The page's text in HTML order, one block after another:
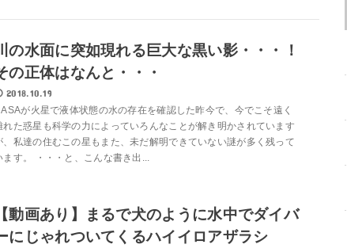
の水面に突如現れる巨大な黒い影・・・！
の正体はなんと・・・
2018.10.19
が火星で液体状態の水の存在を確認した昨今で、今でこそ遠く
れた惑星も科学の力によっていろんなことが解き明かされています
、私達の住むこの星もまた、未だ解明できていない謎が多く残って
ます。 ・・・と、こんな書き出...
動画あり】まるで犬のように水中でダイバ
にじゃれついてくるハイイロアザラシ